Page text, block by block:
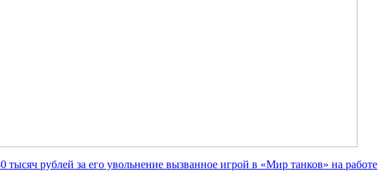
тысяч рублей за его увольнение вызванное игрой в «Мир танков» на работе